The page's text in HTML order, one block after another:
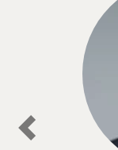
Previous